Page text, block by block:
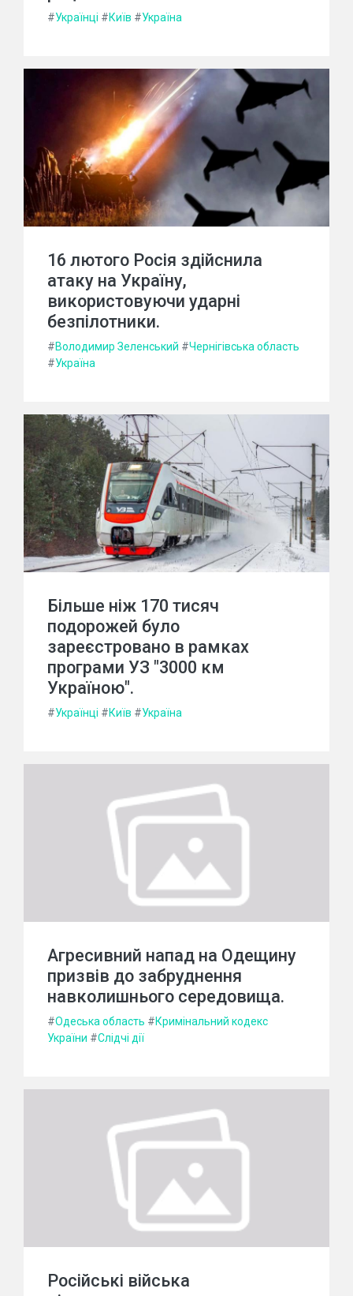
#Українці #Київ #Україна
16 лютого Росія здійснила
атаку на Україну,
використовуючи ударні
безпілотники.
#Володимир Зеленський #Чернігівська область
#Україна
Більше ніж 170 тисяч
подорожей було
зареєстровано в рамках
програми УЗ "3000 км
Україною".
#Українці #Київ #Україна
Агресивний напад на Одещину
призвів до забруднення
навколишнього середовища.
#Одеська область #Кримінальний кодекс
України #Слідчі дії
Російські війська